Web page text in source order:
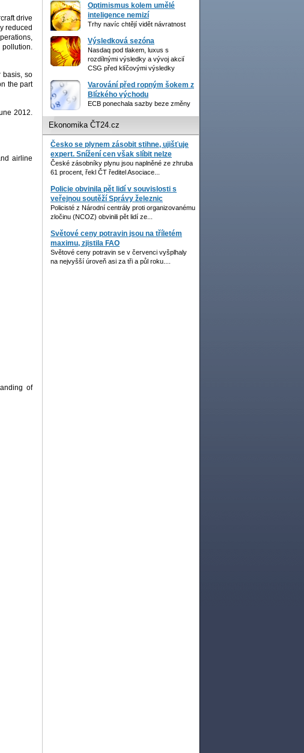
drive
reduced
basis, so
the part
2012.
airline
of
Optimismus kolem umělé
inteligence nemizí
Trhy navíc chtějí vidět návratnost
Výsledková sezóna
Nasdaq pod tlakem, luxus s
rozdílnými výsledky a vývoj akcií
CSG před klíčovými výsledky
Varování před ropným šokem z
Blízkého východu
ECB ponechala sazby beze změny
Ekonomika ČT24.cz
Česko se plynem zásobit stihne, ujišťuje
expert. Snížení cen však slíbit nelze
České zásobníky plynu jsou naplněné ze zhruba
61 procent, řekl ČT ředitel Asociace...
Policie obvinila pět lidí v souvislosti s
veřejnou soutěží Správy železnic
Policisté z Národní centrály proti organizovanému
zločinu (NCOZ) obvinili pět lidí ze...
Světové ceny potravin jsou na tříletém
maximu, zjistila FAO
Světové ceny potravin se v červenci vyšplhaly
na nejvyšší úroveň asi za tři a půl roku....